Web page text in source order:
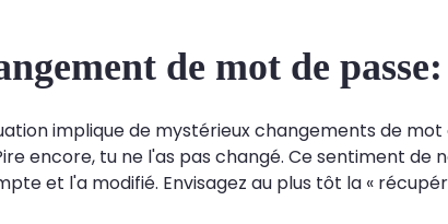
de mot de passe:
implique de mystérieux changements de
encore, tu ne l'as pas changé. Ce sentiment
et l'a modifié. Envisagez au plus tôt la «